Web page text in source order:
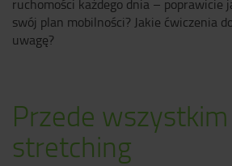
ruchomości każdego dnia – poprawicie
swój plan mobilności? Jakie ćwiczenia
uwagę?
Przede wszystkim
stretching